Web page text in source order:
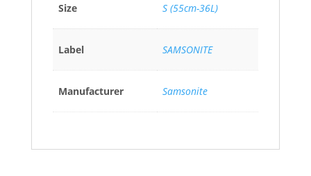
Size S (55cm-36L)
Label SAMSONITE
Manufacturer Samsonite